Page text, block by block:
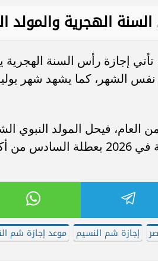
الهجريةوالمولد
تختتم الإجازات الرسمية في
إجازة شم النسيم موعد إجازة شم